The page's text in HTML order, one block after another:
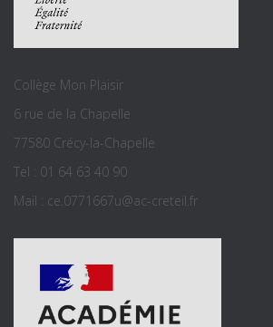
Collège Mon Plaisir
6 rue de la Chapelle
77580 Crécy-la-Chapelle
Tel : 01 64 63 40 90
Mail : ce.0771667u@ac-creteil.fr